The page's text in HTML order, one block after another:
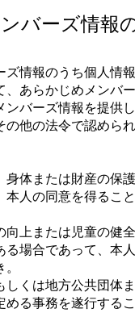
バーズ情報
ズ情報のうち個人情
、あらかじめメンバ
ンバーズ情報を提供
の他の法令で認めら
身体または財産の保
本人の同意を得るこ
向上または児童の健
る場合であって、本
しくは地方公共団体
める事務を遂行する